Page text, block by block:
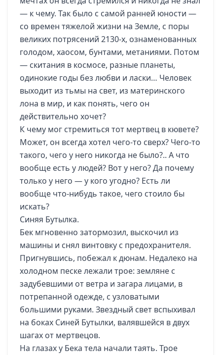
— к чему. Так было с самой ранней юности —
со времен тяжелой жизни на Земле, с поры
великих потрясений 2130-х, ознаменованных
голодом, хаосом, бунтами, метаниями. Потом
— скитания в космосе, разные планеты,
одинокие годы без любви и ласки… Человек
выходит из тьмы на свет, из материнского
лона в мир, и как понять, чего он
действительно хочет?
К чему мог стремиться тот мертвец в кювете?
Может, он всегда хотел чего-то сверх? Чего-то
такого, чего у него никогда не было?.. А что
вообще есть у людей? Вот у него? Да почему
только у него — у кого угодно? Есть ли
вообще что-нибудь такое, чего стоило бы
искать?
Синяя Бутылка.
Бек мгновенно затормозил, выскочил из
машины и снял винтовку с предохранителя.
Пригнувшись, побежал к дюнам. Недалеко на
холодном песке лежали трое: земляне с
задубевшими от ветра и загара лицами, в
потрепанной одежде, с узловатыми
большими руками. Звездный свет вспыхивал
на боках Синей Бутылки, валявшейся в двух
шагах от мертвецов.
На глазах у Бека тела начали таять. Трое